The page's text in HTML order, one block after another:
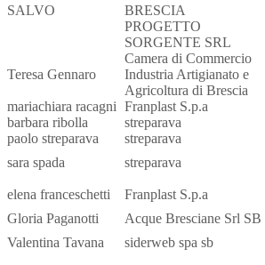
SALVO
BRESCIA
PROGETTO
SORGENTE SRL
Teresa Gennaro
Camera di Commercio
Industria Artigianato e
Agricoltura di Brescia
mariachiara racagni Franplast S.p.a
barbara ribolla
streparava
paolo streparava
streparava
sara spada
streparava
elena franceschetti Franplast S.p.a
Gloria Paganotti
Acque Bresciane Srl SB
Valentina Tavana
siderweb spa sb